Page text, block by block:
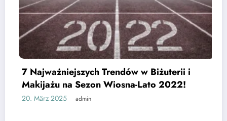
w Biżuterii i
Lato 2022!